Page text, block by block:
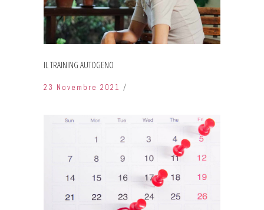
IL TRAINING AUTOGENO
23 Novembre 2021